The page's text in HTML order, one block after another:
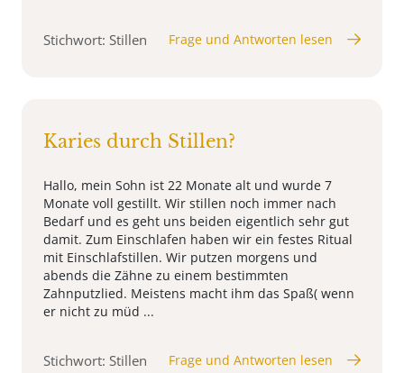
Stichwort: Stillen Frage und Antworten lesen
Karies durch Stillen?
Hallo, mein Sohn ist 22 Monate alt und wurde 7
Monate voll gestillt. Wir stillen noch immer nach
Bedarf und es geht uns beiden eigentlich sehr gut
damit. Zum Einschlafen haben wir ein festes Ritual
mit Einschlafstillen. Wir putzen morgens und
abends die Zähne zu einem bestimmten
Zahnputzlied. Meistens macht ihm das Spaß( wenn
er nicht zu müd ...
Stichwort: Stillen Frage und Antworten lesen